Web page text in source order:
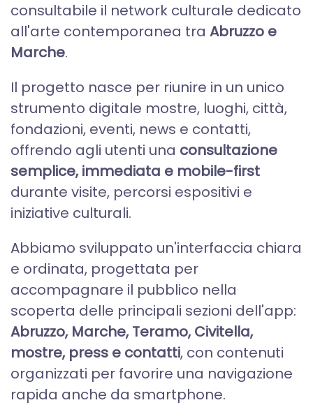
consultabile il network culturale dedicato
all'arte contemporanea tra Abruzzo e
Marche.
Il progetto nasce per riunire in un unico
strumento digitale mostre, luoghi, città,
fondazioni, eventi, news e contatti,
offrendo agli utenti una consultazione
semplice, immediata e mobile-first
durante visite, percorsi espositivi e
iniziative culturali.
Abbiamo sviluppato un'interfaccia chiara
e ordinata, progettata per
accompagnare il pubblico nella
scoperta delle principali sezioni dell'app:
Abruzzo, Marche, Teramo, Civitella,
mostre, press e contatti, con contenuti
organizzati per favorire una navigazione
rapida anche da smartphone.